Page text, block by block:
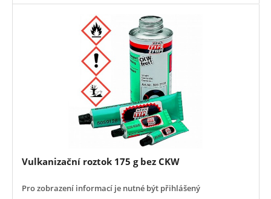
Vulkanizační roztok 175 g bez CKW
Pro zobrazení informací je nutné být přihlášený